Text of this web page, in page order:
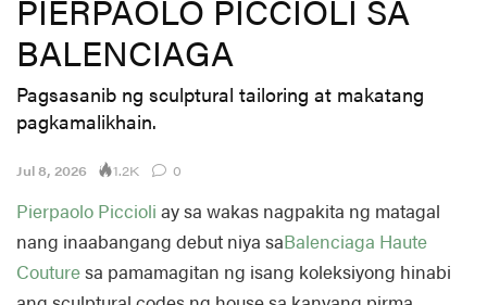
PIERPAOLO PICCIOLI SA
BALENCIAGA
Pagsasanib ng sculptural tailoring at makatang
pagkamalikhain.
Jul 8, 2026 1.2K 0
Pierpaolo Piccioli ay sa wakas nagpakita ng matagal
nang inaabangang debut niya saBalenciaga Haute
Couturesa pamamagitan ng isang koleksiyong hinabi